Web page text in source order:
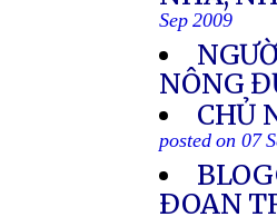
Sep 2009
NÔNG
CHỦ
posted on 07
ÐOAN